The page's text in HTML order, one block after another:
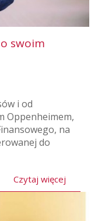
swoim
i od
Oppenheimem,
na
do
Czytaj więcej